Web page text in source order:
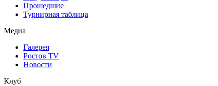
Прошедшие
Турнирная таблица
Медиа
Галерея
Ростов TV
Новости
Клуб